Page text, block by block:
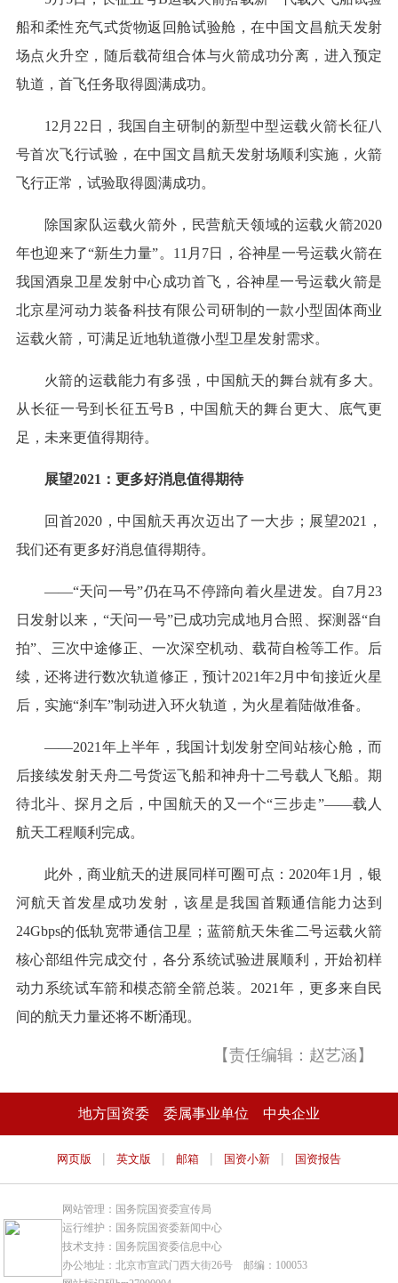
船和柔性充气式货物返回舱试验舱，在中国文昌航天发射
场点火升空，随后载荷组合体与火箭成功分离，进入预定
轨道，首飞任务取得圆满成功。
12月22日，我国自主研制的新型中型运载火箭长征八
号首次飞行试验，在中国文昌航天发射场顺利实施，火箭
飞行正常，试验取得圆满成功。
除国家队运载火箭外，民营航天领域的运载火箭2020
年也迎来了“新生力量”。11月7日，谷神星一号运载火箭在
我国酒泉卫星发射中心成功首飞，谷神星一号运载火箭是
北京星河动力装备科技有限公司研制的一款小型固体商业
运载火箭，可满足近地轨道微小型卫星发射需求。
火箭的运载能力有多强，中国航天的舞台就有多大。
从长征一号到长征五号B，中国航天的舞台更大、底气更
足，未来更值得期待。
展望2021：更多好消息值得期待
回首2020，中国航天再次迈出了一大步；展望2021，
我们还有更多好消息值得期待。
——“天问一号”仍在马不停蹄向着火星进发。自7月23
日发射以来，“天问一号”已成功完成地月合照、探测器“自
拍”、三次中途修正、一次深空机动、载荷自检等工作。后
续，还将进行数次轨道修正，预计2021年2月中旬接近火星
后，实施“刹车”制动进入环火轨道，为火星着陆做准备。
——2021年上半年，我国计划发射空间站核心舱，而
后接续发射天舟二号货运飞船和神舟十二号载人飞船。期
待北斗、探月之后，中国航天的又一个“三步走”——载人
航天工程顺利完成。
此外，商业航天的进展同样可圈可点：2020年1月，银
河航天首发星成功发射，该星是我国首颗通信能力达到
24Gbps的低轨宽带通信卫星；蓝箭航天朱雀二号运载火箭
核心部组件完成交付，各分系统试验进展顺利，开始初样
动力系统试车箭和模态箭全箭总装。2021年，更多来自民
间的航天力量还将不断涌现。
【责任编辑：赵艺涵】
地方国资委 委属事业单位 中央企业
网页版 | 英文版 | 邮箱 | 国资小新 | 国资报告
网站管理：国务院国资委宣传局
运行维护：国务院国资委新闻中心
技术支持：国务院国资委信息中心
办公地址：北京市宣武门西大街26号 邮编：100053